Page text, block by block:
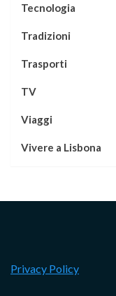
Tecnologia
Tradizioni
Trasporti
TV
Viaggi
Vivere a Lisbona
Privacy Policy